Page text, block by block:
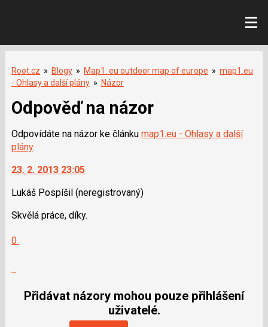
Root.cz » Blogy » Map1. eu outdoor map of europe » map1.eu
- Ohlasy a další plány » Názor
Odpověď na názor
Odpovídáte na názor ke článku map1.eu - Ohlasy a další
plány.
23. 2. 2013 23:05
Lukáš Pospíšil (neregistrovaný)
Skvělá práce, díky.
0
jako
Přidávat názory mohou pouze přihlášení
uživatelé.